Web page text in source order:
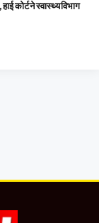
कोर्ट ने स्वास्थ्य विभाग